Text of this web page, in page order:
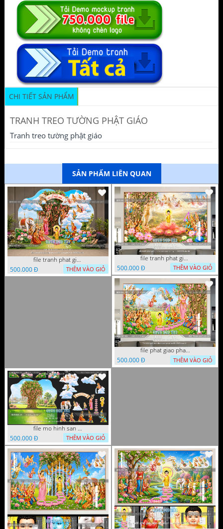
CHI TIẾT SẢN PHẨM
TRANH TREO TƯỜNG PHẬT GIÁO
Tranh treo tường phật giáo
SẢN PHẨM LIÊN QUAN
file tranh phat giao tach lop mo hinh vuon lam ty ni 16052026 dao
500.000 Đ
THÊM VÀO GIỎ
file tranh phat giao le phat dan vuon lam ty ni 05052026 dao t6
500.000 Đ
THÊM VÀO GIỎ
file phat giao phat dan vuon lam ty ni 05052026 dao t5
500.000 Đ
THÊM VÀO GIỎ
file mo hinh san khau vuon lam ty ni tach lop file tranh phat giao 16052026 dao
500.000 Đ
THÊM VÀO GIỎ